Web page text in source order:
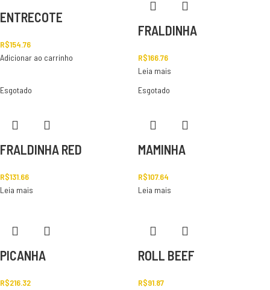
ENTRECOTE
R$154.76
Adicionar ao carrinho
FRALDINHA
R$166.76
Leia mais
Esgotado
FRALDINHA RED
R$131.66
Leia mais
Esgotado
MAMINHA
R$107.64
Leia mais
PICANHA
R$216.32
ROLL BEEF
R$91.87